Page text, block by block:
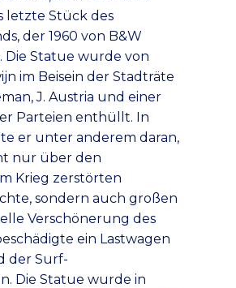
letzte Stück des
der 1960 von B&W
Statue wurde von
im Beisein der Stadträte
J. Austria und einer
Parteien enthüllt. In
er unter anderem daran,
nur über den
Krieg zerstörten
sondern auch großen
Verschönerung des
ein Lastwagen
der Surf-
Die Statue wurde in